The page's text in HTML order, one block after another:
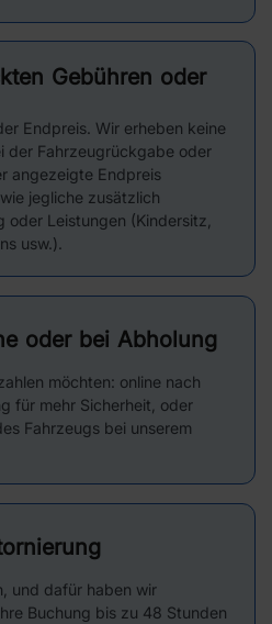
Gebühren oder
Endpreis. Wir erheben keine
der Fahrzeugrückgabe oder
angezeigte Endpreis
jegliche zusätzlich
Leistungen (Kindersitz,
usw.).
oder bei Abholung
möchten: online nach
für mehr Sicherheit, oder
Fahrzeugs bei unserem
und dafür haben wir
Buchung bis zu 48 Stunden